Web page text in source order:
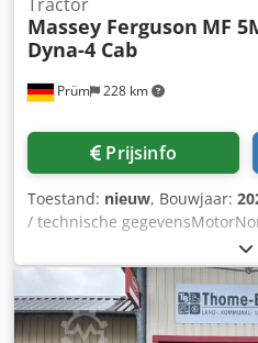
Prüm 228 km
Massey Ferguson MF
Dyna-4 Cab
Prijsinfo
Toestand: nieuw, Bouwjaar:
/ technische
90 kW / pk bij 2200
bij 2000 tpmMaximaal koppel
tpmFabrikant / type: Agco
motor, 4 cilinders / 4,4 l, 4
турбонаддув, SCR-